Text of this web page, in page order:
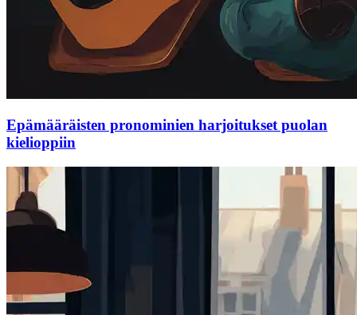
Epämääräisten pronominien harjoitukset puolan
kielioppiin